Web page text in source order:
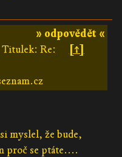
» odpovědět «
Titulek: Re:
[↑]
myslel, že bude,
proč se ptáte....